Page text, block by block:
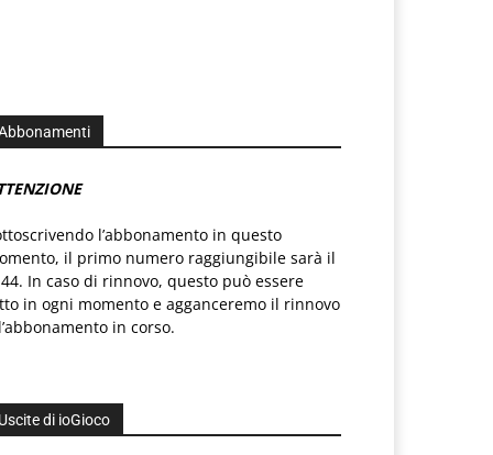
l’abbonamento in questo
il primo numero raggiungibile sarà il
In caso di rinnovo, questo può essere
in ogni momento e agganceremo il rinnovo
in corso.
di ioGioco